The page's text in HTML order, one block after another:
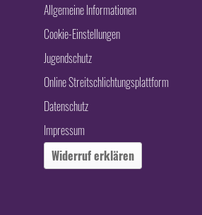
Allgemeine Informationen
Cookie-Einstellungen
Jugendschutz
Online Streitschlichtungsplattform
Datenschutz
Impressum
Widerruf erklären